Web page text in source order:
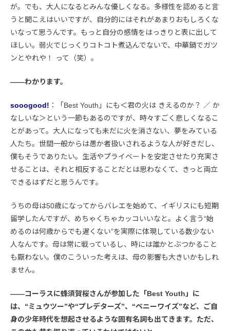
が。でも、大人になるとみんな優しくなる。多様性を認めると言
うと聞こえはいいですが、自分的にはそれがあまりおもしろくな
いなって思うんです。もっと自分の感情をはっきりと表に出して
ほしい。弱火でじっくりコトコト煮込んでないで、中華鍋でガツ
ンとやれや！ って（笑）。
――わかります。
sooogood! ：「Best Youth」にも＜君の火は きえるのか？ ／ か
なしいな＞という一節もあるのですが、時々すごく悲しくなるこ
とがあって。大人になっても未だに火を消さない、夢をみている
人たち。世間一般からは愚か者扱いされるような人が好きだし、
僕もそうでありたい。生活やプライベートを安定させたり充実さ
せることは、それと相反することだとは思わなくて、きっと両立
できるはずだと思うんです。
うちの母は50歳になってからバレエを始めて、イギリスにも短期
留学したんですが、めちゃくちゃカッコいいなと。よく言う“始
めるのは何歳からでも遅くない”を実際に体現している数少ない
人なんです。母は常に戦っているし、時には誰かとぶつかること
も厭わない。僕のこういった考えは、母の影響も大きいかもしれ
ません。
――コーラスに蜂須賀桜さんが参加した「Best Youth」に
は、“ミュウツー”や“プレデターズ”、“ペニーワイズ”など、ご自
身の少年時代を想起させるような固有名詞も出てきます。ただ、